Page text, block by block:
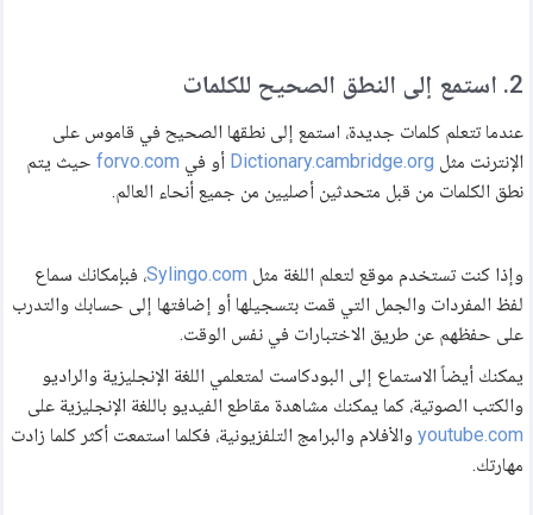
2. استمع إلى النطق الصحيح للكلمات
عندما تتعلم كلمات جديدة، استمع إلى نطقها الصحيح في قاموس على
الإنترنت مثل Dictionary.cambridge.org أو في forvo.com حيث يتم
نطق الكلمات من قبل متحدثين أصليين من جميع أنحاء العالم.
وإذا كنت تستخدم موقع لتعلم اللغة مثل Sylingo.com، فبإمكانك سماع
لفظ المفردات والجمل التي قمت بتسجيلها أو إضافتها إلى حسابك والتدرب
على حفظهم عن طريق الاختبارات في نفس الوقت.
يمكنك أيضاً الاستماع إلى البودكاست لمتعلمي اللغة الإنجليزية والراديو
والكتب الصوتية، كما يمكنك مشاهدة مقاطع الفيديو باللغة الإنجليزية على
youtube.com والأفلام والبرامج التلفزيونية، فكلما استمعت أكثر كلما زادت
مهارتك.